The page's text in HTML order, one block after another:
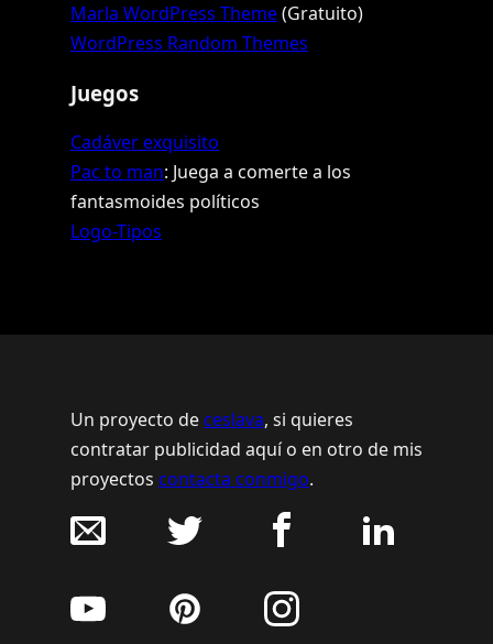
Marla WordPress Theme(Gratuito)
WordPress Random Themes
Juegos
Cadáver exquisito
Pac to man: Juega a comerte a los
fantasmoides políticos
Logo-Tipos
Un proyecto de ceslava, si quieres
contratar publicidad aquí o en otro de mis
proyectos contacta conmigo.